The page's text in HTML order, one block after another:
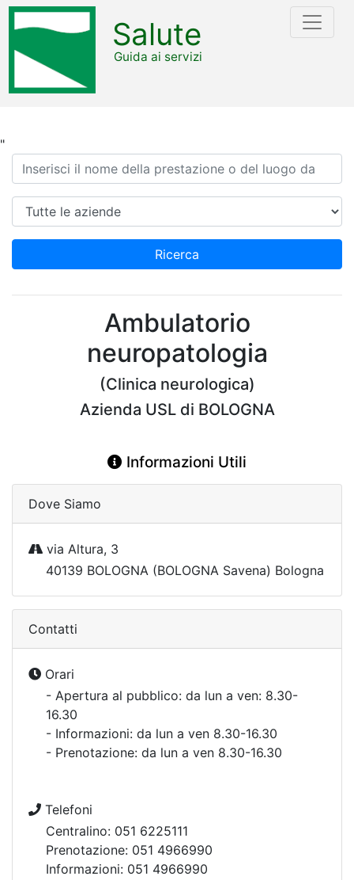
"
Salute
Guida ai servizi
Ricerca
Azienda
Ricerca
Ambulatorio
neuropatologia
(Clinica neurologica)
Azienda USL di BOLOGNA
Informazioni Utili
Dove Siamo
via Altura, 3
40139 BOLOGNA (BOLOGNA Savena) Bologna
Contatti
Orari
- Apertura al pubblico: da lun a ven: 8.30-
16.30
- Informazioni: da lun a ven 8.30-16.30
- Prenotazione: da lun a ven 8.30-16.30
Telefoni
Centralino: 051 6225111
Prenotazione: 051 4966990
Informazioni: 051 4966990